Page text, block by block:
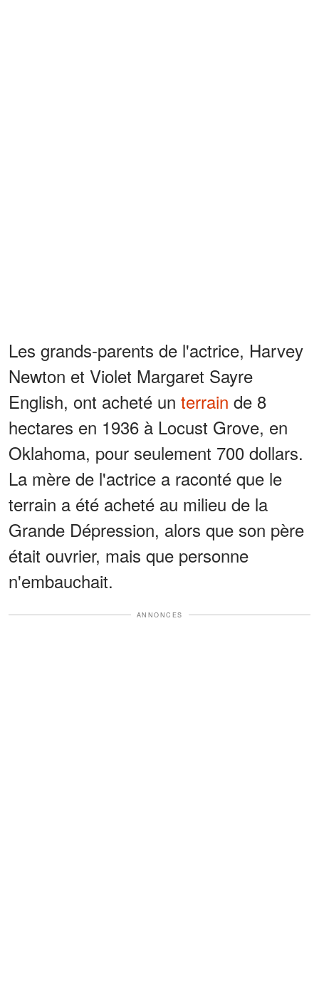
Les grands-parents de l'actrice, Harvey
Newton et Violet Margaret Sayre
English, ont acheté un terrain de 8
hectares en 1936 à Locust Grove, en
Oklahoma, pour seulement 700 dollars.
La mère de l'actrice a raconté que le
terrain a été acheté au milieu de la
Grande Dépression, alors que son père
était ouvrier, mais que personne
n'embauchait.
ANNONCES